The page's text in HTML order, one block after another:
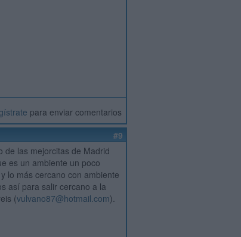
para enviar comentarios
#9
de las mejorcitas de Madrid
es un ambiente un poco
lo más cercano con ambiente
así para salir cercano a la
(vulvano87@hotmail.com).